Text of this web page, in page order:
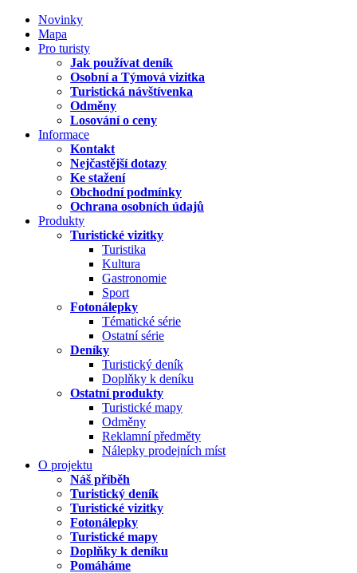
Novinky
Mapa
Pro turisty
Jak používat deník
Osobní a Týmová vizitka
Turistická návštívenka
Odměny
Losování o ceny
Informace
Kontakt
Nejčastější dotazy
Ke stažení
Obchodní podmínky
Ochrana osobních údajů
Produkty
Turistické vizitky
Turistika
Kultura
Gastronomie
Sport
Fotonálepky
Tématické série
Ostatní série
Deníky
Turistický deník
Doplňky k deníku
Ostatní produkty
Turistické mapy
Odměny
Reklamní předměty
Nálepky prodejních míst
O projektu
Náš příběh
Turistický deník
Turistické vizitky
Fotonálepky
Turistické mapy
Doplňky k deníku
Pomáháme